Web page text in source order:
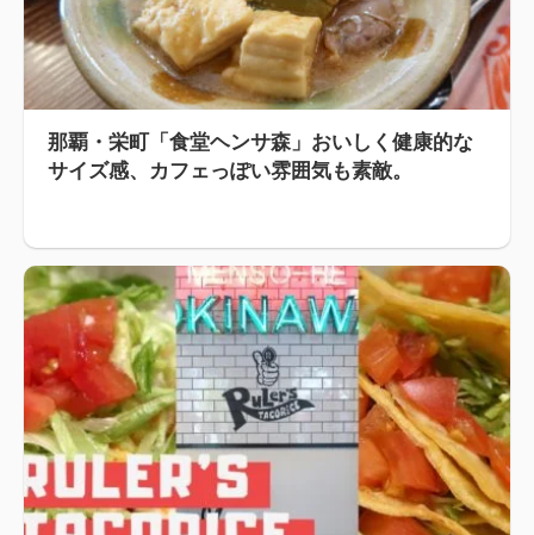
那覇・栄町「食堂ヘンサ森」おいしく健康的な
サイズ感、カフェっぽい雰囲気も素敵。